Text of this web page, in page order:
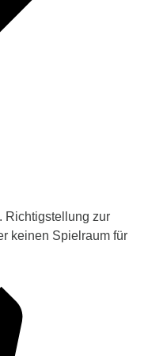
Richtigstellung zur
keinen Spielraum für